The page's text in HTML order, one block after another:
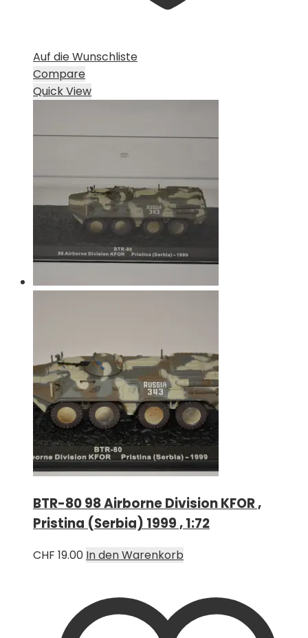
Auf die Wunschliste
Compare
Quick View
BTR-80 98 Airborne Division KFOR ,
Pristina (Serbia) 1999 , 1:72
CHF 19.00 In den Warenkorb